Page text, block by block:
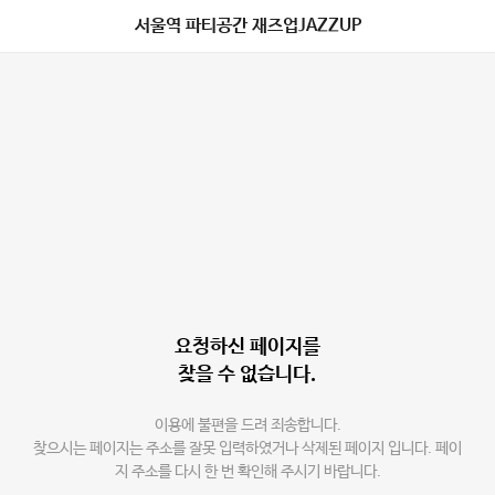
서울역 파티공간 재즈업JAZZUP
요청하신 페이지를
찾을 수 없습니다.
이용에 불편을 드려 죄송합니다.
찾으시는 페이지는 주소를 잘못 입력하였거나 삭제된 페이지 입니다. 페이
지 주소를 다시 한 번 확인해 주시기 바랍니다.